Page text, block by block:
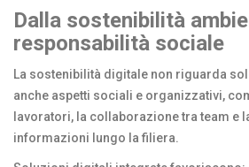
Dalla sostenibilità
responsabilità sociale
La sostenibilità digitale non riguarda
anche aspetti sociali e organizzativi,
lavoratori, la collaborazione tra team e
informazioni lungo la filiera.